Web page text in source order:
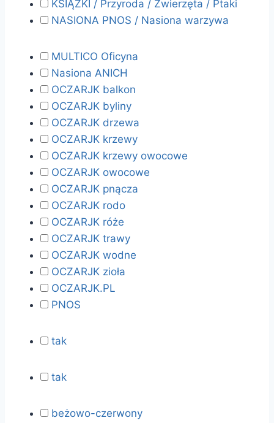
KSIĄŻKI / Przyroda / Zwierzęta / Ptaki
NASIONA PNOS / Nasiona warzywa
MULTICO Oficyna
Nasiona ANICH
OCZARJK balkon
OCZARJK byliny
OCZARJK drzewa
OCZARJK krzewy
OCZARJK krzewy owocowe
OCZARJK owocowe
OCZARJK pnącza
OCZARJK rodo
OCZARJK róże
OCZARJK trawy
OCZARJK wodne
OCZARJK zioła
OCZARJK.PL
PNOS
tak
tak
beżowo-czerwony